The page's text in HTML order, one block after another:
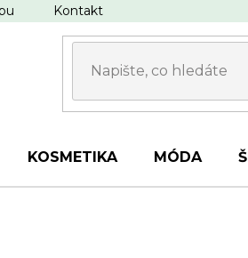
Kontakt
KOSMETIKA MÓDA